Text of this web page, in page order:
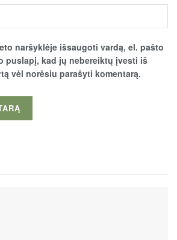
naršyklėje išsaugoti vardą, el. pašto
puslapį, kad jų nebereiktų įvesti iš
vėl norėsiu parašyti komentarą.